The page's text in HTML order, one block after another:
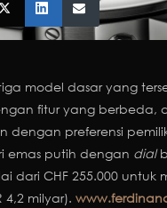
model dasar yang
fitur yang berbeda,
dengan preferensi
emas putih dengan dial
dari CHF 255.000 untuk
4,2 milyar).